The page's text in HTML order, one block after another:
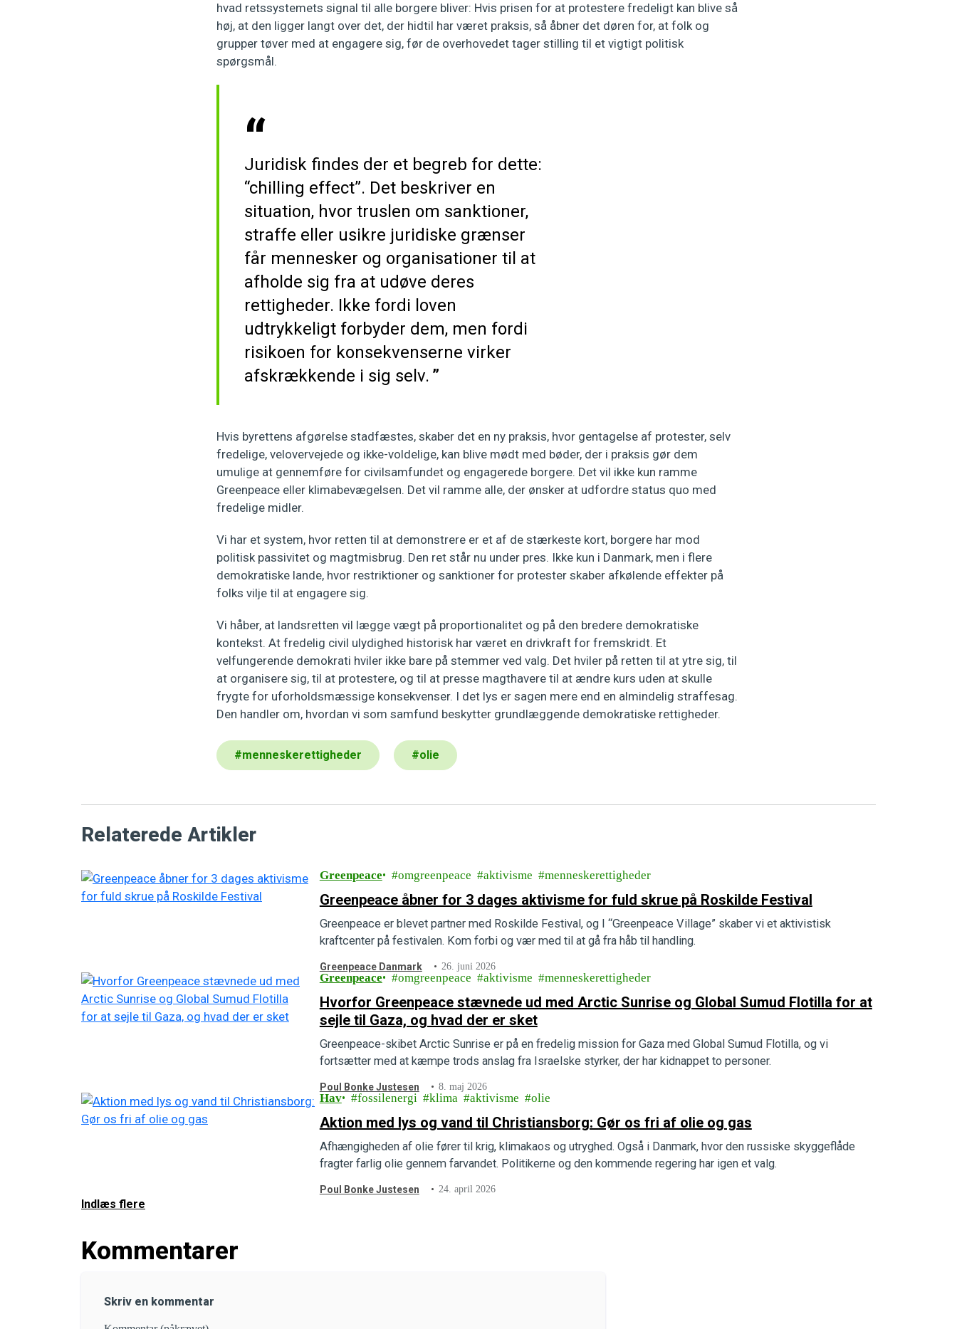
hvad retssystemets signal til alle borgere bliver: Hvis prisen for at protestere fredeligt kan blive så
høj, at den ligger langt over det, der hidtil har været praksis, så åbner det døren for, at folk og
grupper tøver med at engagere sig, før de overhovedet tager stilling til et vigtigt politisk
spørgsmål.
Juridisk findes der et begreb for dette:
“chilling effect”. Det beskriver en
situation, hvor truslen om sanktioner,
straffe eller usikre juridiske grænser
får mennesker og organisationer til at
afholde sig fra at udøve deres
rettigheder. Ikke fordi loven
udtrykkeligt forbyder dem, men fordi
risikoen for konsekvenserne virker
afskrækkende i sig selv.
Hvis byrettens afgørelse stadfæstes, skaber det en ny praksis, hvor gentagelse af protester, selv
fredelige, velovervejede og ikke-voldelige, kan blive mødt med bøder, der i praksis gør dem
umulige at gennemføre for civilsamfundet og engagerede borgere. Det vil ikke kun ramme
Greenpeace eller klimabevægelsen. Det vil ramme alle, der ønsker at udfordre status quo med
fredelige midler.
Vi har et system, hvor retten til at demonstrere er et af de stærkeste kort, borgere har mod
politisk passivitet og magtmisbrug. Den ret står nu under pres. Ikke kun i Danmark, men i flere
demokratiske lande, hvor restriktioner og sanktioner for protester skaber afkølende effekter på
folks vilje til at engagere sig.
Vi håber, at landsretten vil lægge vægt på proportionalitet og på den bredere demokratiske
kontekst. At fredelig civil ulydighed historisk har været en drivkraft for fremskridt. Et
velfungerende demokrati hviler ikke bare på stemmer ved valg. Det hviler på retten til at ytre sig, til
at organisere sig, til at protestere, og til at presse magthavere til at ændre kurs uden at skulle
frygte for uforholdsmæssige konsekvenser. I det lys er sagen mere end en almindelig straffesag.
Den handler om, hvordan vi som samfund beskytter grundlæggende demokratiske rettigheder.
#menneskerettigheder #olie
Relaterede Artikler
Greenpeace omgreenpeace aktivisme menneskerettigheder
Greenpeace åbner for 3 dages aktivisme for fuld skrue på Roskilde Festival
Greenpeace er blevet partner med Roskilde Festival, og I “Greenpeace Village” skaber vi et aktivistisk
kraftcenter på festivalen. Kom forbi og vær med til at gå fra håb til handling.
Greenpeace Danmark 26. juni 2026
Greenpeace omgreenpeace aktivisme menneskerettigheder
Hvorfor Greenpeace stævnede ud med Arctic Sunrise og Global Sumud Flotilla for at
sejle til Gaza, og hvad der er sket
Greenpeace-skibet Arctic Sunrise er på en fredelig mission for Gaza med Global Sumud Flotilla, og vi
fortsætter med at kæmpe trods anslag fra Israelske styrker, der har kidnappet to personer.
Poul Bonke Justesen 8. maj 2026
Hav fossilenergi klima aktivisme olie
Aktion med lys og vand til Christiansborg: Gør os fri af olie og gas
Afhængigheden af olie fører til krig, klimakaos og utryghed. Også i Danmark, hvor den russiske skyggeflåde
fragter farlig olie gennem farvandet. Politikerne og den kommende regering har igen et valg.
Poul Bonke Justesen 24. april 2026
Indlæs flere
Kommentarer
Skriv en kommentar